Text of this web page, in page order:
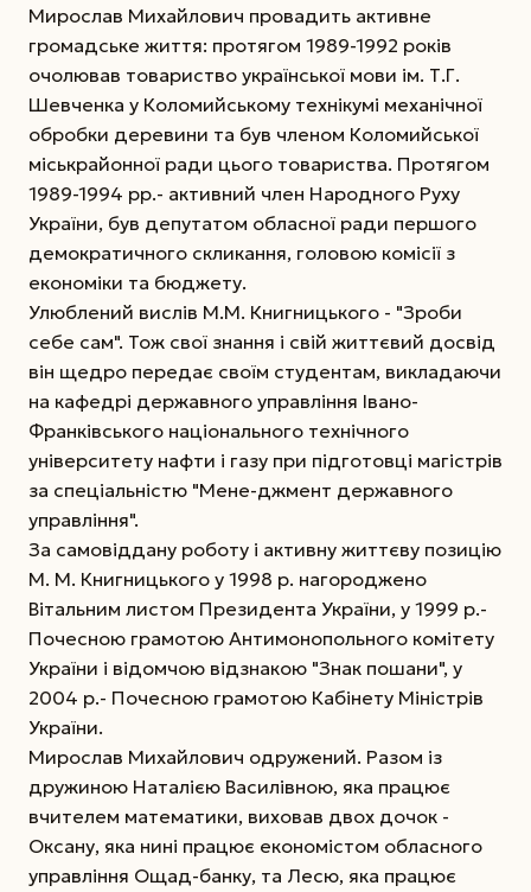
Мирослав Михайлович провадить активне
громадське життя: протягом 1989-1992 років
очолював товариство української мови ім. Т.Г.
Шевченка у Коломийському технікумі механічної
обробки деревини та був членом Коломийської
міськрайонної ради цього товариства. Протягом
1989-1994 рр.- активний член Народного Руху
України, був депутатом обласної ради першого
демократичного скликання, головою комісії з
економіки та бюджету.
Улюблений вислів М.М. Книгницького - "Зроби
себе сам". Тож свої знання і свій життєвий досвід
він щедро передає своїм студентам, викладаючи
на кафедрі державного управління Івано-
Франківського національного технічного
університету нафти і газу при підготовці магістрів
за спеціальністю "Мене-джмент державного
управління".
За самовіддану роботу і активну життєву позицію
М. М. Книгницького у 1998 р. нагороджено
Вітальним листом Президента України, у 1999 р.-
Почесною грамотою Антимонопольного комітету
України і відомчою відзнакою "Знак пошани", у
2004 р.- Почесною грамотою Кабінету Міністрів
України.
Мирослав Михайлович одружений. Разом із
дружиною Наталією Василівною, яка працює
вчителем математики, виховав двох дочок -
Оксану, яка нині працює економістом обласного
управління Ощад-банку, та Лесю, яка працює